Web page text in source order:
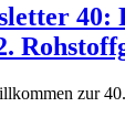
40:
zur